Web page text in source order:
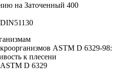
на Заточенный 400
ASTM D 6329-98:
к плесени
D 6329